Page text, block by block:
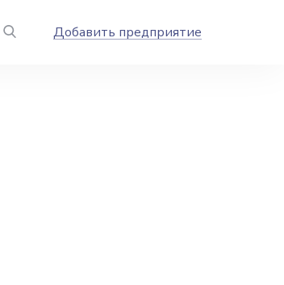
Добавить предприятие